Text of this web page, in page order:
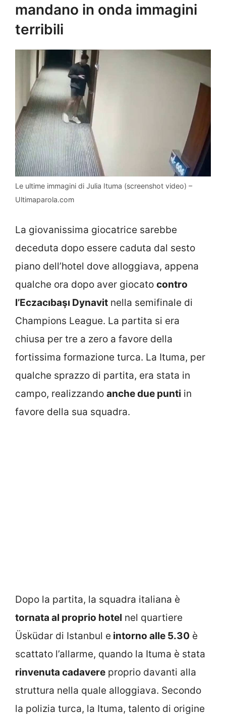
mandano in onda immagini
terribili
Le ultime immagini di Julia Ituma (screenshot video) –
Ultimaparola.com
La giovanissima giocatrice sarebbe
deceduta dopo essere caduta dal sesto
piano dell’hotel dove alloggiava, appena
qualche ora dopo aver giocato contro
l’Eczacıbaşı Dynavit nella semifinale di
Champions League. La partita si era
chiusa per tre a zero a favore della
fortissima formazione turca. La Ituma, per
qualche sprazzo di partita, era stata in
campo, realizzando anche due punti in
favore della sua squadra.
Dopo la partita, la squadra italiana è
tornata al proprio hotel nel quartiere
Üsküdar di Istanbul e intorno alle 5.30 è
scattato l’allarme, quando la Ituma è stata
rinvenuta cadavere proprio davanti alla
struttura nella quale alloggiava. Secondo
la polizia turca, la Ituma, talento di origine